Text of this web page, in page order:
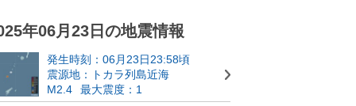
年06月23日の地震情報
発生時刻：06月23日23:58頃
震源地：トカラ列島近海
M2.4
最大震度：1